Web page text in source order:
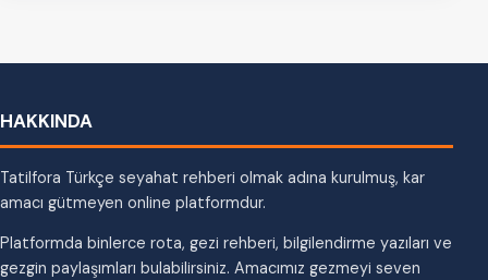
HAKKINDA
Tatilfora Türkçe seyahat rehberi olmak adına kurulmuş, kar
amacı gütmeyen online platformdur.
Platformda binlerce rota, gezi rehberi, bilgilendirme yazıları ve
gezgin paylaşımları bulabilirsiniz. Amacımız gezmeyi seven